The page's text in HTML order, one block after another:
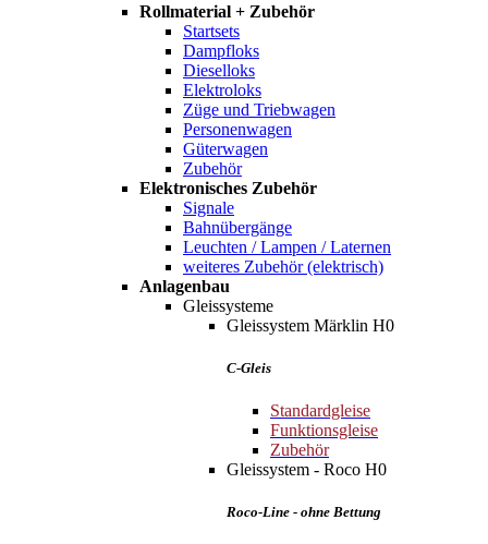
Rollmaterial + Zubehör
Startsets
Dampfloks
Dieselloks
Elektroloks
Züge und Triebwagen
Personenwagen
Güterwagen
Zubehör
Elektronisches Zubehör
Signale
Bahnübergänge
Leuchten / Lampen / Laternen
weiteres Zubehör (elektrisch)
Anlagenbau
Gleissysteme
Gleissystem Märklin H0
C-Gleis
Standardgleise
Funktionsgleise
Zubehör
Gleissystem - Roco H0
Roco-Line - ohne Bettung